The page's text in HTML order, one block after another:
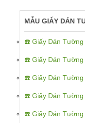
MẪU GIẤY DÁN
☎️ Giấy Dán Tường
☎️ Giấy Dán Tường
☎️ Giấy Dán Tường
☎️ Giấy Dán Tường
☎️ Giấy Dán Tường